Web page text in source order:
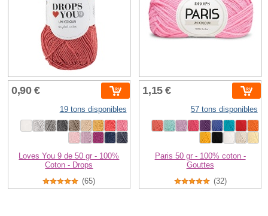
0,90 €
19 tons disponibles
Loves You 9 de 50 gr - 100%
Coton - Drops
(65)
1,15 €
57 tons disponibles
Paris 50 gr - 100% coton -
Gouttes
(32)